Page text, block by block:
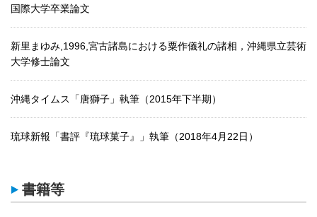
国際大学卒業論文
新里まゆみ,1996,宮古諸島における粟作儀礼の諸相，沖縄県立芸術
大学修士論文
沖縄タイムス「唐獅子」執筆（2015年下半期）
琉球新報「書評『琉球菓子』」執筆（2018年4月22日）
書籍等